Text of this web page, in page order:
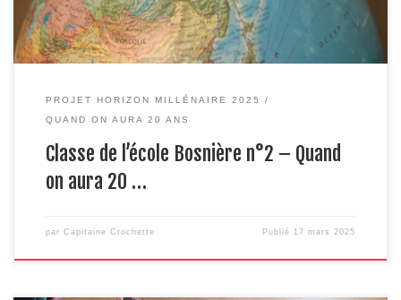
PROJET HORIZON MILLÉNAIRE 2025
QUAND ON AURA 20 ANS
Classe de l’école Bosnière n°2 – Quand
on aura 20 …
par Capitaine Crochette Publié 17 mars 2025